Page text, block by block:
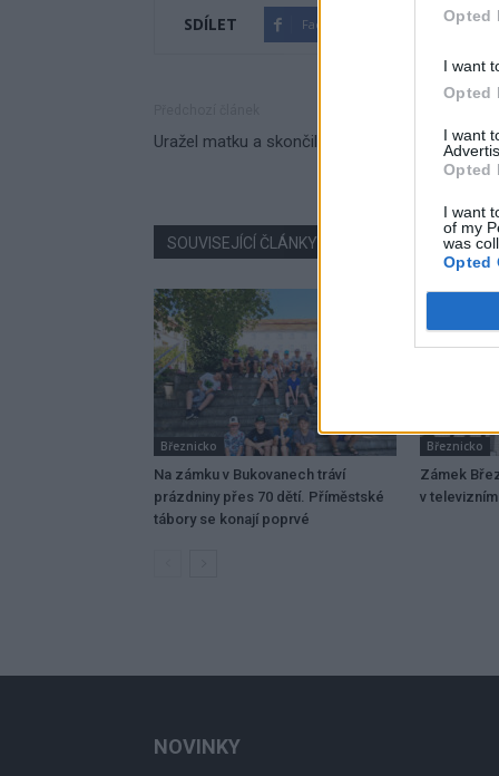
Opted
I want
Opted
I want
Opted
I want
of my
was
Opted
SDÍLET Facebook Twitter
Uražel matku a skončil na záchytce
SOUVISEJÍCÍ ČLÁNKY VÍCE OD AUTORA
Březnicko
Na zámku v Bukovanech tráví
prázdniny přes 70 dětí. Příměstské
tábory se konají poprvé
Březnicko
Zámek
v
NOVINKY